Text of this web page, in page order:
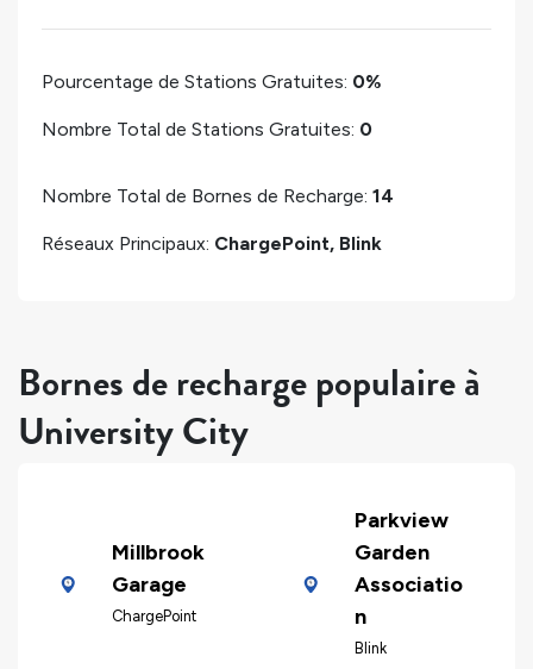
Pourcentage de Stations Gratuites: 0%
Nombre Total de Stations Gratuites: 0
Nombre Total de Bornes de Recharge: 14
Réseaux Principaux: ChargePoint, Blink
Bornes de recharge populaire à
University City
Millbrook
Garage
ChargePoint
Parkview
Garden
Associatio
n
Blink